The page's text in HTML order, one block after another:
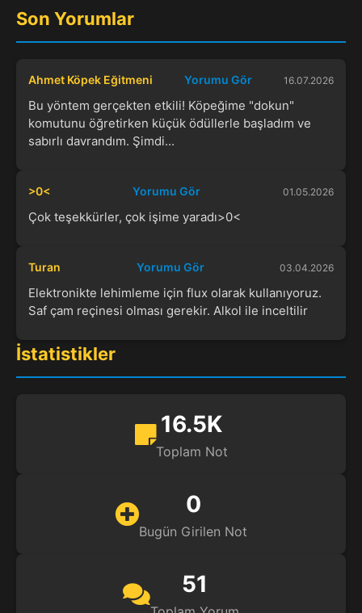
Son Yorumlar
Ahmet Köpek Eğitmeni Yorumu Gör 16.07.2026
Bu yöntem gerçekten etkili! Köpeğime "dokun"
komutunu öğretirken küçük ödüllerle başladım ve
sabırlı davrandım. Şimdi...
>0< Yorumu Gör 01.05.2026
Çok teşekkürler, çok işime yaradı>0<
Turan Yorumu Gör 03.04.2026
Elektronikte lehimleme için flux olarak kullanıyoruz.
Saf çam reçinesi olması gerekir. Alkol ile inceltilir
İstatistikler
16.5K
Toplam Not
0
Bugün Girilen Not
51